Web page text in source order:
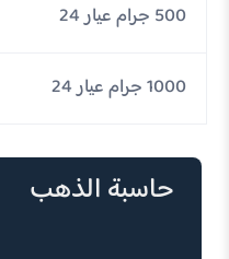
500 جرام عيار 24
1000 جرام عيار 24
حاسبة الذهب